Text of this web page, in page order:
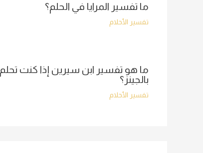
ما تفسير المرايا في الحلم؟
تفسير الأحلام
ما هو تفسير ابن سيرين إذا كنت تحلم
بالجينز؟
تفسير الأحلام